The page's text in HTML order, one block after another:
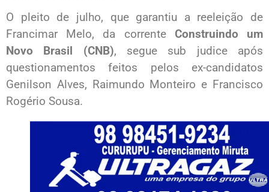
O pleito de julho, que garantiu a reeleição de
Francimar Melo, da corrente Construindo um
Novo Brasil (CNB), segue sub judice após
questionamentos feitos pelos ex-candidatos
Genilson Alves, Raimundo Monteiro e Francisco
Rogério Sousa.